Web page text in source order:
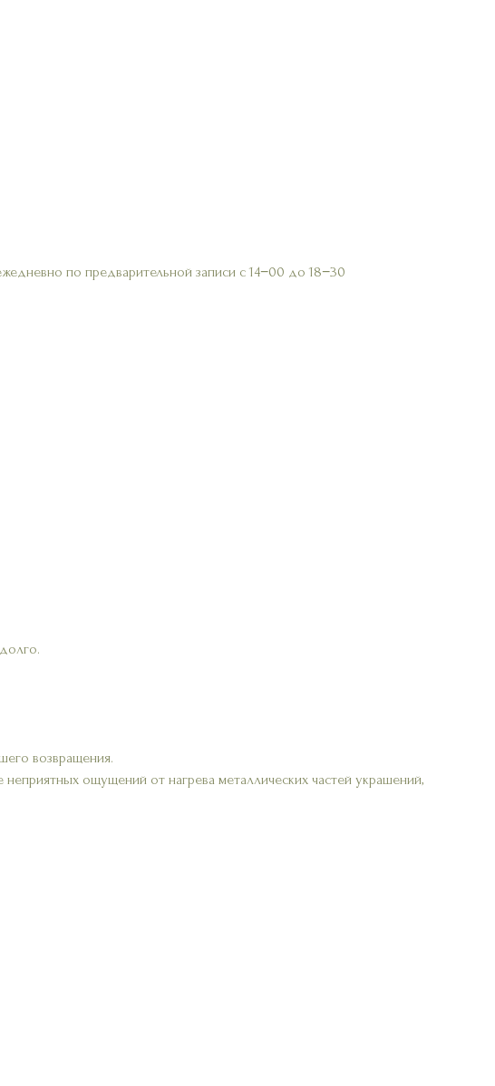
по предварительной записи с 14−00 до 18−30
возвращения.
ощущений от нагрева металлических частей украшений,